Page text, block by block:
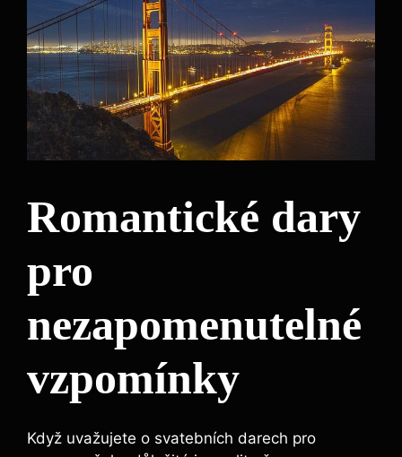
Romantické dary
pro
nezapomenutelné
vzpomínky
Když uvažujete o svatebních darech pro